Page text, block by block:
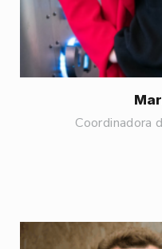
Coordinadora